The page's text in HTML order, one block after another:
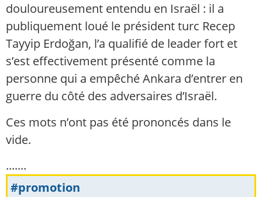
douloureusement entendu en Israël : il a
publiquement loué le président turc Recep
Tayyip Erdoğan, l’a qualifié de leader fort et
s’est effectivement présenté comme la
personne qui a empêché Ankara d’entrer en
guerre du côté des adversaires d’Israël.
Ces mots n’ont pas été prononcés dans le
vide.
.......
#promotion